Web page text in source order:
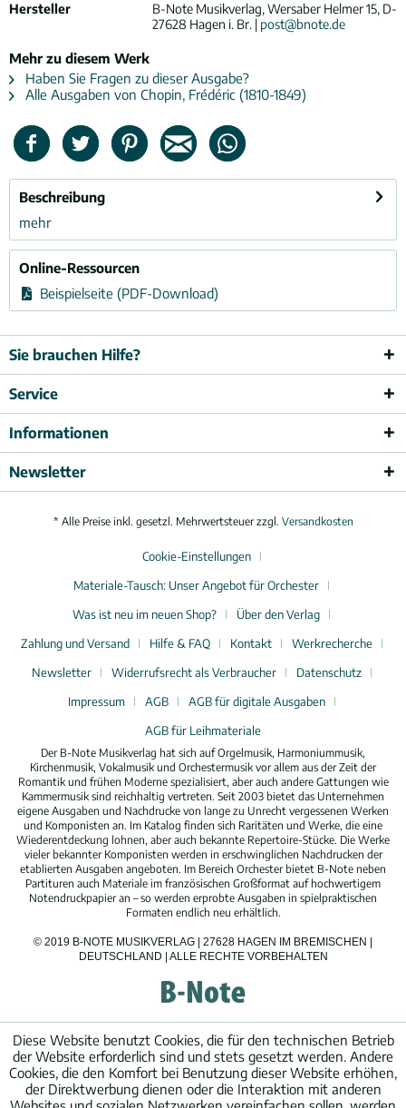
Hersteller
B-Note Musikverlag, Wersaber Helmer 15, D-
27628 Hagen i. Br. | post@bnote.de
Mehr zu diesem Werk
Haben Sie Fragen zu dieser Ausgabe?
Alle Ausgaben von Chopin, Frédéric (1810-1849)
Beschreibung
mehr
Online-Ressourcen
Beispielseite (PDF-Download)
Sie brauchen Hilfe?
Service
Informationen
Newsletter
* Alle Preise inkl. gesetzl. Mehrwertsteuer zzgl. Versandkosten
Cookie-Einstellungen
Materiale-Tausch: Unser Angebot für Orchester
Was ist neu im neuen Shop?
Über den Verlag
Zahlung und Versand
Hilfe & FAQ Kontakt
Werkrecherche
Newsletter
Widerrufsrecht als Verbraucher
Datenschutz
Impressum
AGB
AGB für digitale Ausgaben
AGB für Leihmateriale
Der B-Note Musikverlag hat sich auf Orgelmusik, Harmoniummusik,
Kirchenmusik, Vokalmusik und Orchestermusik vor allem aus der Zeit der
Romantik und frühen Moderne spezialisiert, aber auch andere Gattungen wie
Kammermusik sind reichhaltig vertreten. Seit 2003 bietet das Unternehmen
eigene Ausgaben und Nachdrucke von lange zu Unrecht vergessenen Werken
und Komponisten an. Im Katalog finden sich Raritäten und Werke, die eine
Wiederentdeckung lohnen, aber auch bekannte Repertoire-Stücke. Die Werke
vieler bekannter Komponisten werden in erschwinglichen Nachdrucken der
etablierten Ausgaben angeboten. Im Bereich Orchester bietet B-Note neben
Partituren auch Materiale im französischen Großformat auf hochwertigem
Notendruckpapier an – so werden erprobte Ausgaben in spielpraktischen
Formaten endlich neu erhältlich.
© 2019 B-NOTE MUSIKVERLAG | 27628 HAGEN IM BREMISCHEN |
DEUTSCHLAND | ALLE RECHTE VORBEHALTEN
Diese Website benutzt Cookies, die für den technischen Betrieb
der Website erforderlich sind und stets gesetzt werden. Andere
Cookies, die den Komfort bei Benutzung dieser Website erhöhen,
der Direktwerbung dienen oder die Interaktion mit anderen